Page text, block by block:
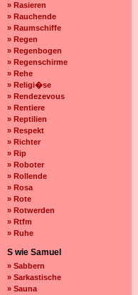
» Rasieren
» Rauchende
» Raumschiffe
» Regen
» Regenbogen
» Regenschirme
» Rehe
» Religi�se
» Rendezevous
» Rentiere
» Reptilien
» Respekt
» Richter
» Rip
» Roboter
» Rollende
» Rosa
» Rote
» Rotwerden
» Rtfm
» Ruhe
S wie Samuel
» Sabbern
» Sarkastische
» Sauna